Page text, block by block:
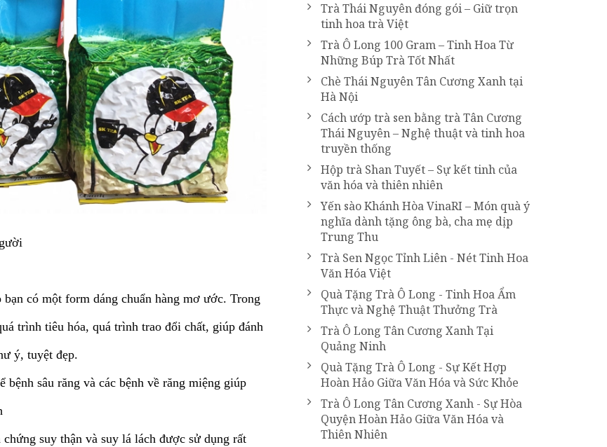
có một form dáng chuẩn hàng mơ ước. Trong
trình tiêu hóa, quá trình trao đổi chất, giúp đánh
ý, tuyệt đẹp.
sâu răng và các bệnh về răng miệng giúp
suy thận và suy lá lách được sử dụng rất
Trà Thái Nguyên đóng gói – Giữ trọn
tinh hoa trà Việt
Trà Ô Long 100 Gram – Tinh Hoa Từ
Những Búp Trà Tốt Nhất
Chè Thái Nguyên Tân Cương Xanh tại
Hà Nội
Cách ướp trà sen bằng trà Tân Cương
Thái Nguyên – Nghệ thuật và tinh hoa
truyền thống
Hộp trà Shan Tuyết – Sự kết tinh của
văn hóa và thiên nhiên
Yến sào Khánh Hòa VinaRI – Món quà ý
nghĩa dành tặng ông bà, cha mẹ dịp
Trung Thu
Trà Sen Ngọc Tỉnh Liên - Nét Tinh Hoa
Văn Hóa Việt
Quà Tặng Trà Ô Long - Tinh Hoa Ẩm
Thực và Nghệ Thuật Thưởng Trà
Trà Ô Long Tân Cương Xanh Tại
Quảng Ninh
Quà Tặng Trà Ô Long - Sự Kết Hợp
Hoàn Hảo Giữa Văn Hóa và Sức Khỏe
Trà Ô Long Tân Cương Xanh - Sự Hòa
Quyện Hoàn Hảo Giữa Văn Hóa và
Thiên Nhiên